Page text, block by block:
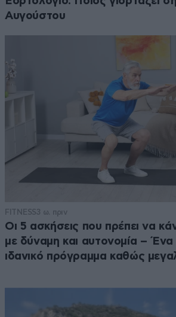
Αυγούστου
FITNESS3 ω. πριν
Οι 5 ασκήσεις που πρέπει να
με δύναμη και αυτονομία –
ιδανικό πρόγραμμα καθώς